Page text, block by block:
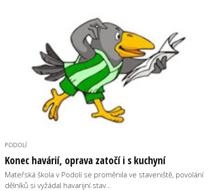
PODOLÍ
Konec havárií, oprava zatočí i s kuchyní
Mateřská škola v Podolí se proměnila ve staveniště, povolání
dělníků si vyžádal havarijní stav…